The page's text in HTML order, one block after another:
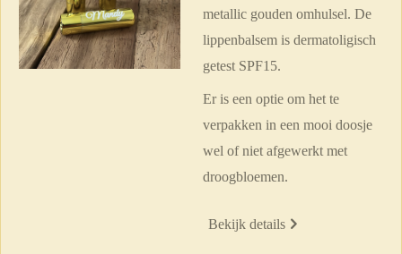
metallic gouden omhulsel. De
lippenbalsem is dermatoligisch
getest SPF15.
Er is een optie om het te
verpakken in een mooi doosje
wel of niet afgewerkt met
droogbloemen.
Bekijk details